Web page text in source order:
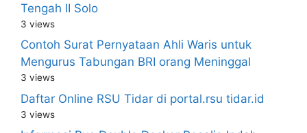
Tengah II Solo
3 views
Contoh Surat Pernyataan Ahli Waris untuk
Mengurus Tabungan BRI orang Meninggal
3 views
Daftar Online RSU Tidar di portal.rsu tidar.id
3 views